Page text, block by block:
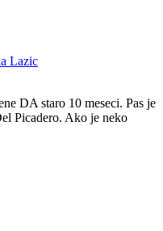
Lazic
DA staro 10 meseci. Pas je
Picadero. Ako je neko